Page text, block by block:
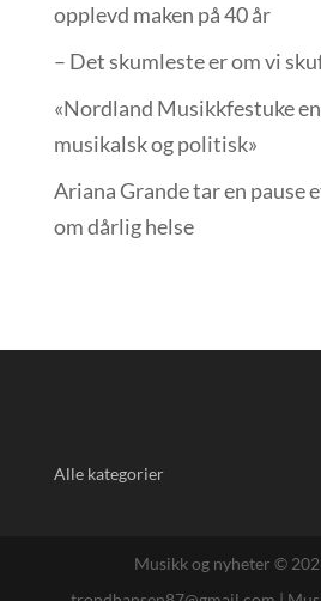
opplevd maken på 40 år
– Det skumleste er om vi
«Nordland Musikkfest­uke
musikalsk og politisk»
Ariana Grande tar en pause
om dårlig helse
Alle kategorier
Musikk og nyheter ©